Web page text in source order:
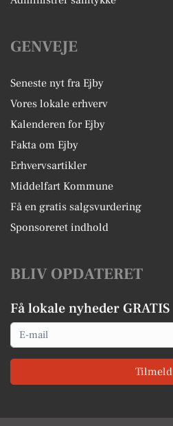
GENVEJE
Seneste nyt fra Ejby
Vores lokale erhverv
Kalenderen for Ejby
Fakta om Ejby
Erhvervsartikler
Middelfart Kommune
Få en gratis salgsvurdering
Sponsoreret indhold
BLIV OPDATERET
Få lokale nyheder GRATIS
Email
Tilmeld